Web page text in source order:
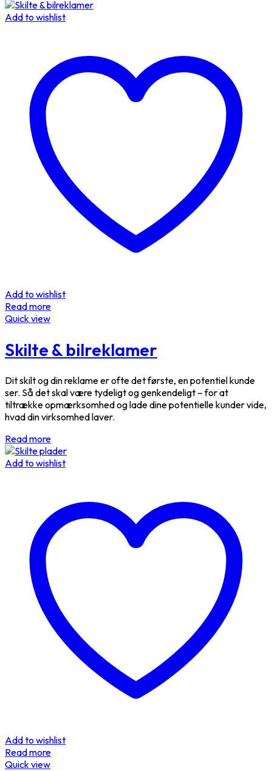
Add to wishlist
Add to wishlist
Read more
Quick view
Skilte & bilreklamer
Dit skilt og din reklame er ofte det første, en potentiel kunde
ser. Så det skal være tydeligt og genkendeligt – for at
tiltrække opmærksomhed og lade dine potentielle kunder vide,
hvad din virksomhed laver.
Read more
Add to wishlist
Add to wishlist
Read more
Quick view